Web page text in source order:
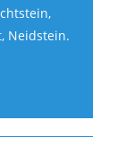
Neidstein.